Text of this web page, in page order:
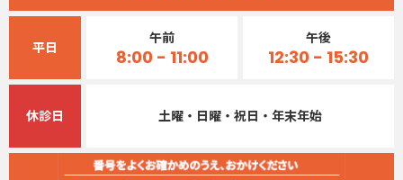
医療連携
当院の取り組み 広報
平日
午前
8:00 - 11:00
午後
12:30 - 15:30
休診日 土曜・日曜・祝日・年末年始